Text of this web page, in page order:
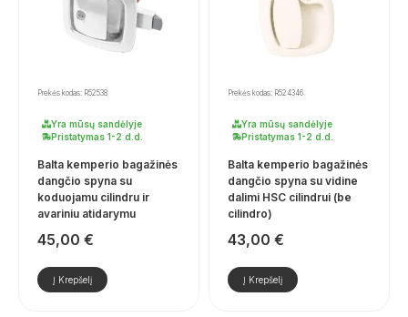
Prekės kodas: R52538
Yra mūsų sandėlyje
Pristatymas 1-2 d.d.
Balta kemperio bagažinės
dangčio spyna su
koduojamu cilindru ir
avariniu atidarymu
45,00 €
Į Krepšelį
Prekės kodas: R524346
Yra mūsų sandėlyje
Pristatymas 1-2 d.d.
Balta kemperio bagažinės
dangčio spyna su vidine
dalimi HSC cilindrui (be
cilindro)
43,00 €
Į Krepšelį